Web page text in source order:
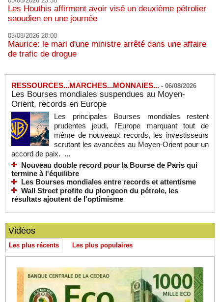
Les Houthis affirment avoir visé un deuxième pétrolier
saoudien en une journée
03/08/2026 20:00
Maurice: le mari d'une ministre arrêté dans une affaire
de trafic de drogue
RESSOURCES...MARCHES...MONNAIES... - 06/08/2026
Les Bourses mondiales suspendues au Moyen-
Orient, records en Europe
Les principales Bourses mondiales restent
prudentes jeudi, l'Europe marquant tout de
même de nouveaux records, les investisseurs
scrutant les avancées au Moyen-Orient pour un
accord de paix. ...
Nouveau double record pour la Bourse de Paris qui
termine à l'équilibre
Les Bourses mondiales entre records et attentisme
Wall Street profite du plongeon du pétrole, les
résultats ajoutent de l'optimisme
Vidéos
Les plus récents Les plus populaires